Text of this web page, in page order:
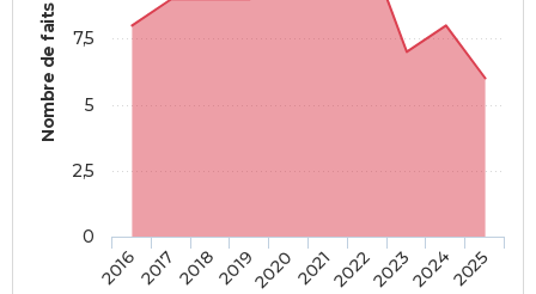
Nombre de faits
2016201720182019202020212022202320242025
0
2,5
5
7,5